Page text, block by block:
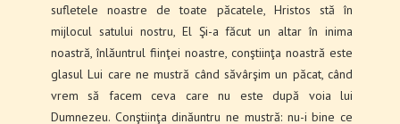
sufletele noastre de toate păcatele, Hristos stă în
mijlocul satului nostru, El Şi-a făcut un altar în inima
noastră, înlăuntrul fiinţei noastre, conştiinţa noastră este
glasul Lui care ne mustră când săvârşim un păcat, când
vrem să facem ceva care nu este după voia lui
Dumnezeu. Conştiinţa dinăuntru ne mustră: nu-i bine ce